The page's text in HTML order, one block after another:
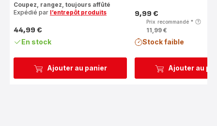
Ajouter au panier
Coupez, rangez, toujours affûté
Expédié par l’entrepôt produits
Prix
44,99 €
En stock
Ajouter au
Prix
9,99 €
Prix recommandé *
11,99 €
Stock faible